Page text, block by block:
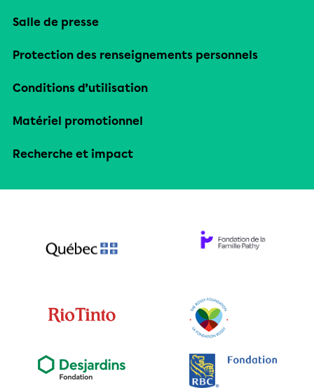
Salle de presse
Protection des renseignements personnels
Conditions d’utilisation
Matériel promotionnel
Recherche et impact